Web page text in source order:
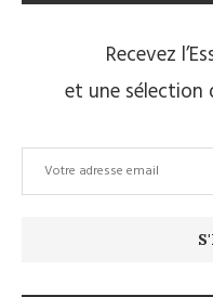
Recevez
et une sélection